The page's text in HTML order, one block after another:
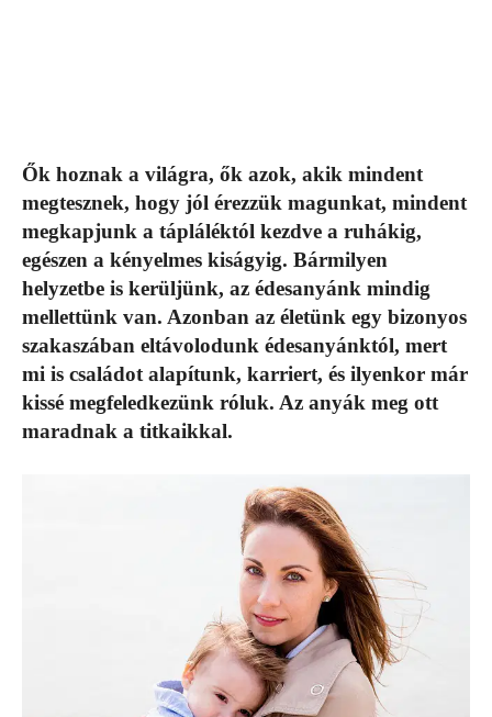
Ők hoznak a világra, ők azok, akik mindent
megtesznek, hogy jól érezzük magunkat, mindent
megkapjunk a tápláléktól kezdve a ruhákig,
egészen a kényelmes kiságyig. Bármilyen
helyzetbe is kerüljünk, az édesanyánk mindig
mellettünk van. Azonban az életünk egy bizonyos
szakaszában eltávolodunk édesanyánktól, mert
mi is családot alapítunk, karriert, és ilyenkor már
kissé megfeledkezünk róluk. Az anyák meg ott
maradnak a titkaikkal.